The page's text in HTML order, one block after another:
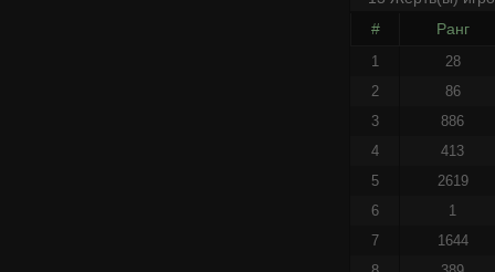
#
Ранг
1
28
2
86
3
886
4
413
5
2619
6
1
7
1644